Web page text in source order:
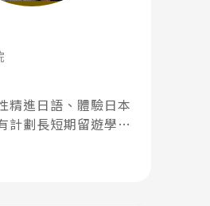
精進日語、體驗日本
計劃長短期留遊學，
好評專員洽詢日文